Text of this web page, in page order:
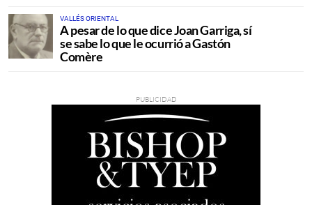
VALLÉS ORIENTAL
A pesar de lo que dice Joan Garriga, sí
se sabe lo que le ocurrió a Gastón
Comère